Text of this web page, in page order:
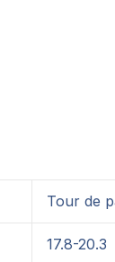
Tour de
17.8-20.3